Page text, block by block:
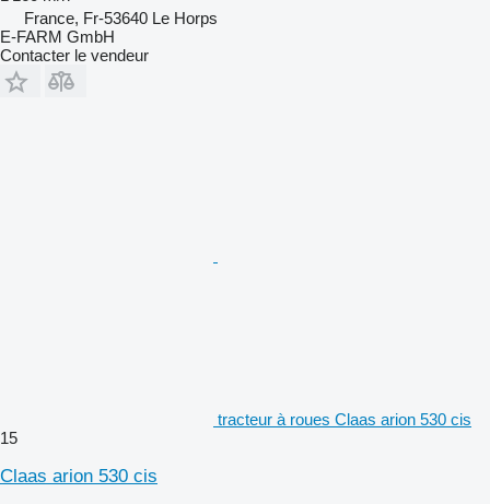
France, Fr-53640 Le Horps
E-FARM GmbH
Contacter le vendeur
tracteur à roues Claas arion 530 cis
15
Claas arion 530 cis